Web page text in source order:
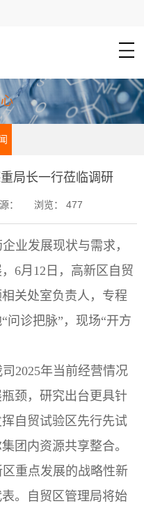
局长一行莅临调研
： 浏览： 477
业发展现状与需求，
6月12日，高新区自贸
关处室负责人，专程
问诊把脉”，现场“开方
2025年当前经营情况
颈，研究出台更具针
自贸试验区先行先试
团内资源共享整合。
重点发展的战略性新
。自贸区管理局将始